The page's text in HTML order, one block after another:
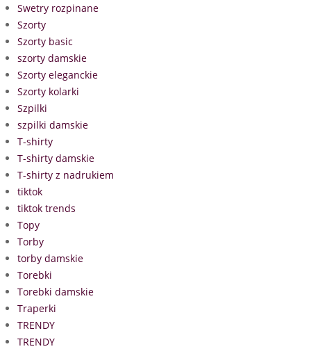
Swetry rozpinane
Szorty
Szorty basic
szorty damskie
Szorty eleganckie
Szorty kolarki
Szpilki
szpilki damskie
T-shirty
T-shirty damskie
T-shirty z nadrukiem
tiktok
tiktok trends
Topy
Torby
torby damskie
Torebki
Torebki damskie
Traperki
TRENDY
TRENDY